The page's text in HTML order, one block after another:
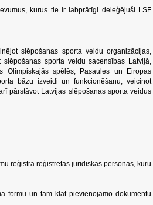
kurus tie ir labprātīgi deleģējuši LSF
slēpošanas sporta veidu organizācijas,
sporta veidu sacensības Latvijā,
Olimpiskajās spēlēs, Pasaules un Eiropas
bāzu izveidi un funkcionēšanu, veicinot
pārstāvot Latvijas slēpošanas sporta veidus
reģistrā reģistrētas juridiskas personas, kuru
formu un tam klāt pievienojamo dokumentu